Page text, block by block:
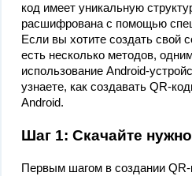
код имеет уникальную
расшифрована с помощью
Если вы хотите создать свой
есть несколько методов,
использование Android-
узнаете, как создавать QR-
Android.
Шаг 1: Скачайте
Первым шагом в создании